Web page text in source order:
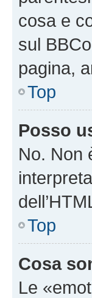
cosa e
sul
pagina,
Top
Posso
No. Non
Top
Cosa
Le